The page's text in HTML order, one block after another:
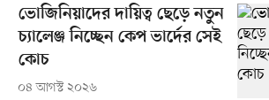
ভোজিনিয়াদের দায়িত্ব ছেড়ে নতুন
চ্যালেঞ্জ নিচ্ছেন কেপ ভার্দের সেই
কোচ
০৪ আগস্ট ২০২৬